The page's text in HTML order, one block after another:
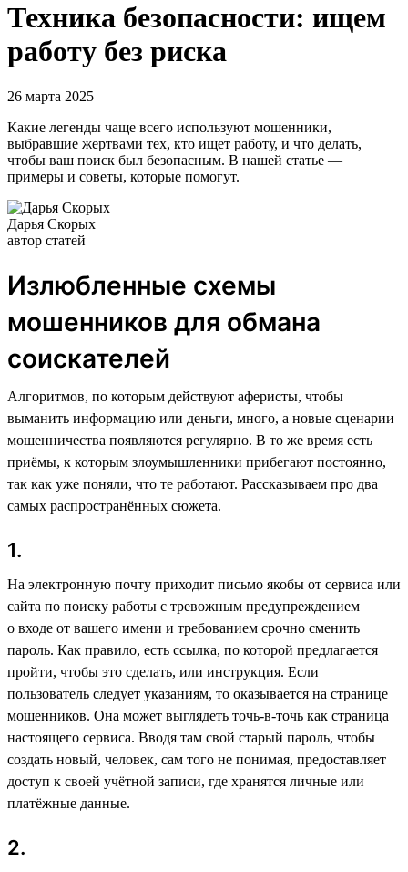
Техника безопасности: ищем
работу без риска
26 марта 2025
Какие легенды чаще всего используют мошенники,
выбравшие жертвами тех, кто ищет работу, и что делать,
чтобы ваш поиск был безопасным. В нашей статье —
примеры и советы, которые помогут.
Дарья Скорых
автор статей
Излюбленные схемы
мошенников для обмана
соискателей
Алгоритмов, по которым действуют аферисты, чтобы
выманить информацию или деньги, много, а новые сценарии
мошенничества появляются регулярно. В то же время есть
приёмы, к которым злоумышленники прибегают постоянно,
так как уже поняли, что те работают. Рассказываем про два
самых распространённых сюжета.
1.
На электронную почту приходит письмо якобы от сервиса или
сайта по поиску работы с тревожным предупреждением
о входе от вашего имени и требованием срочно сменить
пароль. Как правило, есть ссылка, по которой предлагается
пройти, чтобы это сделать, или инструкция. Если
пользователь следует указаниям, то оказывается на странице
мошенников. Она может выглядеть точь-в-точь как страница
настоящего сервиса. Вводя там свой старый пароль, чтобы
создать новый, человек, сам того не понимая, предоставляет
доступ к своей учётной записи, где хранятся личные или
платёжные данные.
2.